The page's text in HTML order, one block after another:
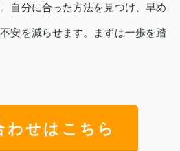
自分に合った方法を見つけ、早め
安を減らせます。まずは一歩を踏
わせはこちら